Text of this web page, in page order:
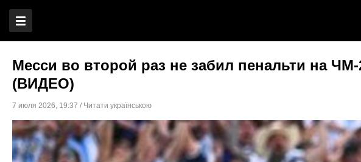
Месси во второй раз не забил пенальти на
(ВИДЕО)
7 июля 2026, 19:37 / Читати українською